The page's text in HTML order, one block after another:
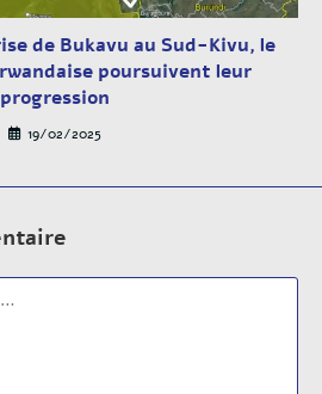
de Bukavu au Sud-Kivu, le
poursuivent leur
progression
19/02/2025